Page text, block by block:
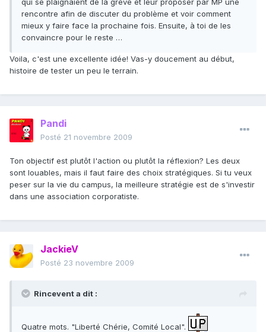
qui se plaignaient de la grève et leur proposer par MP une
rencontre afin de discuter du problème et voir comment
mieux y faire face la prochaine fois. Ensuite, à toi de les
convaincre pour le reste …
Voila, c'est une excellente idée! Vas-y doucement au début,
histoire de tester un peu le terrain.
Pandi
Posté 21 novembre 2009
Ton objectif est plutôt l'action ou plutôt la réflexion? Les deux
sont louables, mais il faut faire des choix stratégiques. Si tu veux
peser sur la vie du campus, la meilleure stratégie est de s'investir
dans une association corporatiste.
JackieV
Posté 23 novembre 2009
Rincevent a dit :
Quatre mots. "Liberté Chérie, Comité Local".